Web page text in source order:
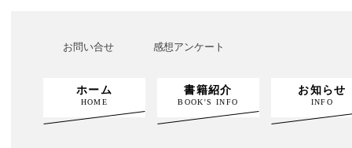
お問い合せ 感想アンケート
ホーム
HOME
書籍紹介
BOOK'S INFO
お知らせ
INFO